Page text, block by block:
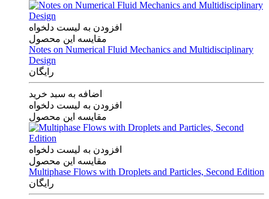
افزودن به لیست دلخواه
مقایسه این محصول
Notes on Numerical Fluid Mechanics and Multidisciplinary
Design
رایگان
اضافه به سبد خرید
افزودن به لیست دلخواه
مقایسه این محصول
افزودن به لیست دلخواه
مقایسه این محصول
Multiphase Flows with Droplets and Particles, Second Edition
رایگان